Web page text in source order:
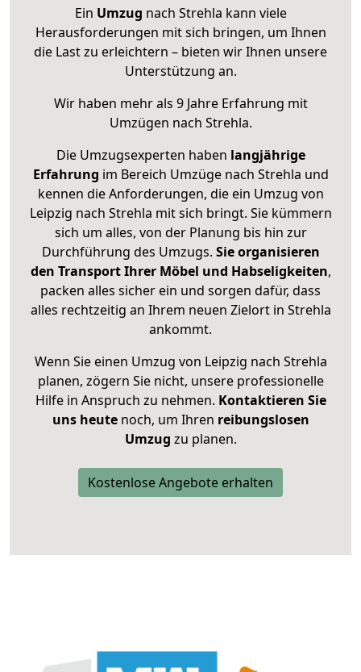
Ein Umzug nach Strehla kann viele
Herausforderungen mit sich bringen, um Ihnen
die Last zu erleichtern – bieten wir Ihnen unsere
Unterstützung an.
Wir haben mehr als 9 Jahre Erfahrung mit
Umzügen nach Strehla.
Die Umzugsexperten haben langjährige
Erfahrung im Bereich Umzüge nach Strehla und
kennen die Anforderungen, die ein Umzug von
Leipzig nach Strehla mit sich bringt. Sie kümmern
sich um alles, von der Planung bis hin zur
Durchführung des Umzugs. Sie organisieren
den Transport Ihrer Möbel und Habseligkeiten,
packen alles sicher ein und sorgen dafür, dass
alles rechtzeitig an Ihrem neuen Zielort in Strehla
ankommt.
Wenn Sie einen Umzug von Leipzig nach Strehla
planen, zögern Sie nicht, unsere professionelle
Hilfe in Anspruch zu nehmen. Kontaktieren Sie
uns heutenoch, um Ihren reibungslosen
Umzug zu planen.
Kostenlose Angebote erhalten